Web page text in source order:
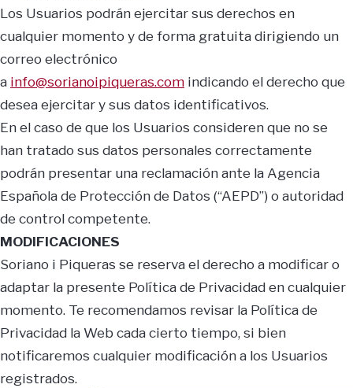
Los Usuarios podrán ejercitar sus derechos en
cualquier momento y de forma gratuita dirigiendo un
correo electrónico
a info@sorianoipiqueras.com indicando el derecho que
desea ejercitar y sus datos identificativos.
En el caso de que los Usuarios consideren que no se
han tratado sus datos personales correctamente
podrán presentar una reclamación ante la Agencia
Española de Protección de Datos (“AEPD”) o autoridad
de control competente.
MODIFICACIONES
Soriano i Piqueras se reserva el derecho a modificar o
adaptar la presente Política de Privacidad en cualquier
momento. Te recomendamos revisar la Política de
Privacidad la Web cada cierto tiempo, si bien
notificaremos cualquier modificación a los Usuarios
registrados.